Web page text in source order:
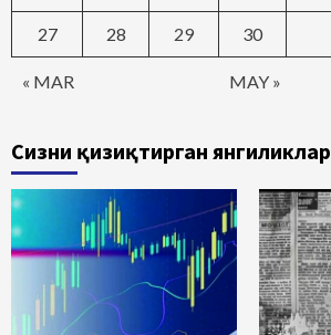
« MAR MAY »
27 28 29 30
Сизни қизиқтирган янгиликлар